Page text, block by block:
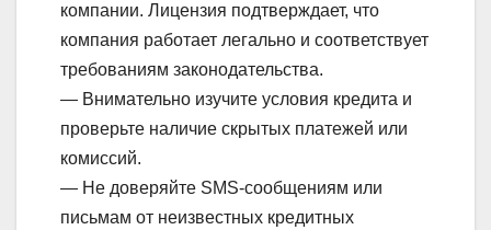
компании. Лицензия подтверждает, что
компания работает легально и соответствует
требованиям законодательства.
— Внимательно изучите условия кредита и
проверьте наличие скрытых платежей или
комиссий.
— Не доверяйте SMS-сообщениям или
письмам от неизвестных кредитных